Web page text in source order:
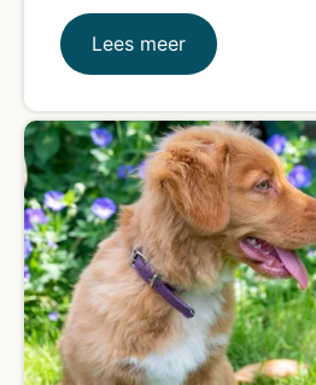
Lees meer